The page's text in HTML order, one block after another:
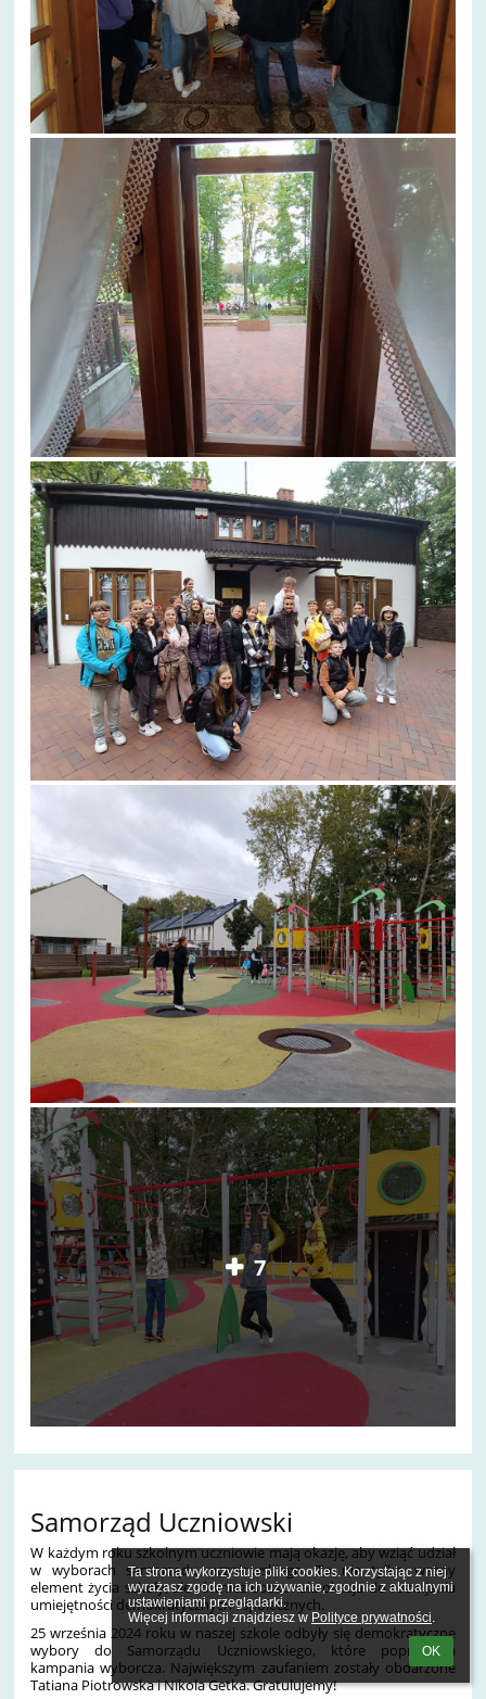
Ta strona wykorzystuje pliki cookies. Korzystając z niej
wyrażasz zgodę na ich używanie, zgodnie z aktualnymi
ustawieniami przeglądarki.
Więcej informacji znajdziesz w Polityce prywatności.
OK
7
Samorząd Uczniowski
W każdym roku szkolnym uczniowie mają okazję, aby wziąć udział
w wyborach samorządu uczniowskiego. To nie tylko ważny
element życia szkoły, ale również doskonała okazja do rozwijania
umiejętności demokratycznych i społecznych.
25 września 2024 roku w naszej szkole odbyły się demokratyczne
wybory do Samorządu Uczniowskiego, które poprzedziła
kampania wyborcza. Największym zaufaniem zostały obdarzone
Tatiana Piotrowska i Nikola Getka. Gratulujemy!